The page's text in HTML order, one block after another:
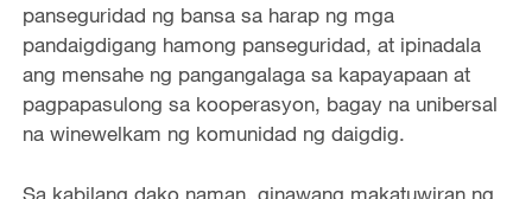
panseguridad ng bansa sa harap ng mga
pandaigdigang hamong panseguridad, at ipinadala
ang mensahe ng pangangalaga sa kapayapaan at
pagpapasulong sa kooperasyon, bagay na unibersal
na winewelkam ng komunidad ng daigdig.
Sa kabilang dako naman, ginawang makatuwiran ng